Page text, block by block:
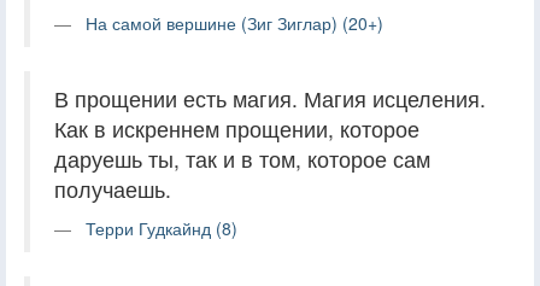
На самой вершине (Зиг Зиглар) (20+)
В прощении есть магия. Магия исцеления.
Как в искреннем прощении, которое
даруешь ты, так и в том, которое сам
получаешь.
Терри Гудкайнд (8)